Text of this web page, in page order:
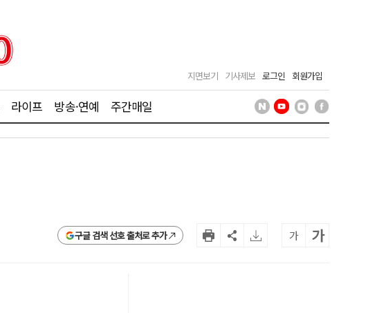
지면보기 기사제보 로그인 회원가입
라이프 방송·연예 주간매일
구글 검색 선호 출처로 추가 가 가